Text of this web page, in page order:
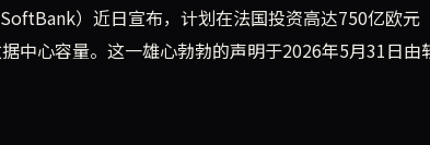
欧元，在法国建设并运营多达5吉瓦（GW）的新增
）近日宣布，计划在法国投资高达750亿欧
中心容量。这一雄心勃勃的声明于2026年5月31日